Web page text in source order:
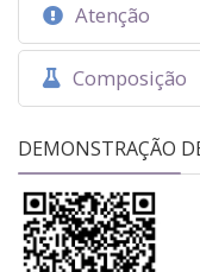
Atenção
Composição
DEMONSTRAÇÃO